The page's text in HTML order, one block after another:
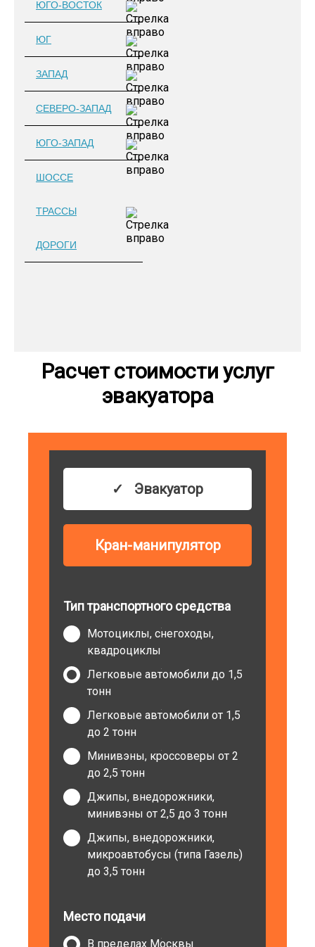
ЮГО-ВОСТОК
ЮГ
ЗАПАД
СЕВЕРО-ЗАПАД
ЮГО-ЗАПАД
ШОССЕ
ТРАССЫ
ДОРОГИ
Расчет стоимости услуг
эвакуатора
Эвакуатор
Кран-манипулятор
Тип транспортного средства
Мотоциклы, снегоходы,
квадроциклы
Легковые автомобили до 1,5
тонн
Легковые автомобили от 1,5
до 2 тонн
Минивэны, кроссоверы от 2
до 2,5 тонн
Джипы, внедорожники,
минивэны от 2,5 до 3 тонн
Джипы, внедорожники,
микроавтобусы (типа Газель)
до 3,5 тонн
Место подачи
В пределах Москвы